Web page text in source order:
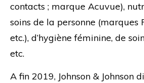
contacts ; marque Acuvue),
soins de la personne (marques
etc.), d’hygiène féminine, de
etc.
A fin 2019, Johnson & Johnson